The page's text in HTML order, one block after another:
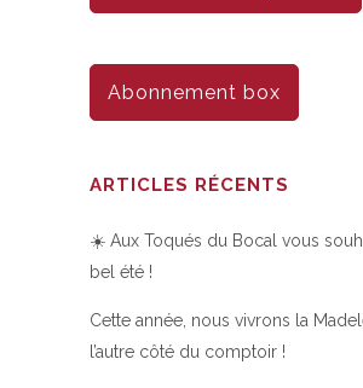
Abonnement box
ARTICLES RÉCENTS
☀️ Aux Toqués du Bocal vous
bel été !
Cette année, nous vivrons la
l’autre côté du comptoir !